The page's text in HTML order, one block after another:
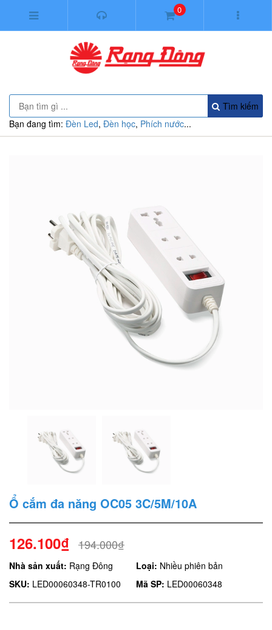
0
Tìm kiếm
Bạn đang tìm: Đèn Led, Đèn học, Phích nước...
Ổ cắm đa năng OC05 3C/5M/10A
126.100₫ 194.000₫
Nhà sản xuất: Rạng Đông Loại: Nhiều phiên bản
SKU: LED00060348-TR0100 Mã SP: LED00060348